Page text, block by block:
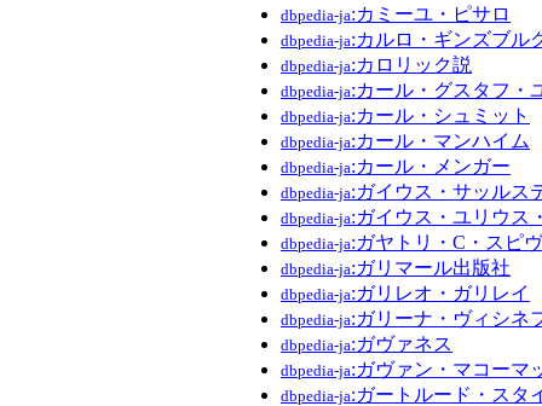
dbpedia-ja:カミーユ・ピサロ
dbpedia-ja:カルロ・ギンズブル
dbpedia-ja:カロリック説
dbpedia-ja:カール・グスタフ・
dbpedia-ja:カール・シュミット
dbpedia-ja:カール・マンハイム
dbpedia-ja:カール・メンガー
dbpedia-ja:ガイウス・サッルス
dbpedia-ja:ガイウス・ユリウス
dbpedia-ja:ガヤトリ・C・スピ
dbpedia-ja:ガリマール出版社
dbpedia-ja:ガリレオ・ガリレイ
dbpedia-ja:ガリーナ・ヴィシネ
dbpedia-ja:ガヴァネス
dbpedia-ja:ガヴァン・マコーマ
dbpedia-ja:ガートルード・スタ